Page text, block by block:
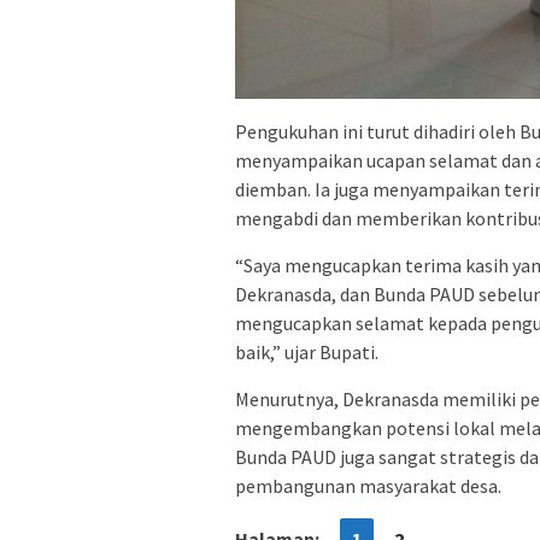
Pengukuhan ini turut dihadiri oleh
menyampaikan ucapan selamat
diemban. Ia juga menyampaikan
mengabdi dan memberikan
“Saya mengucapkan terima kasih
Dekranasda, dan Bunda PAUD
mengucapkan selamat kepada
baik,” ujar Bupati.
Menurutnya, Dekranasda memiliki
mengembangkan potensi lokal
Bunda PAUD juga sangat strategis
pembangunan masyarakat desa.